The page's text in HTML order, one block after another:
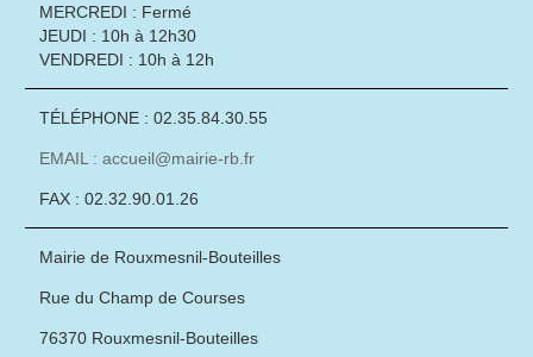
MERCREDI : Fermé
JEUDI : 10h à 12h30
VENDREDI : 10h à 12h
TÉLÉPHONE : 02.35.84.30.55
EMAIL : accueil@mairie-rb.fr
FAX : 02.32.90.01.26
Mairie de Rouxmesnil-Bouteilles
Rue du Champ de Courses
76370 Rouxmesnil-Bouteilles